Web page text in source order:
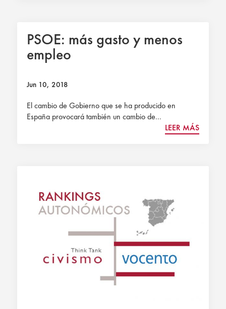
PSOE: más gasto y menos
empleo
Jun 10, 2018
El cambio de Gobierno que se ha producido en
España provocará también un cambio de...
LEER MÁS